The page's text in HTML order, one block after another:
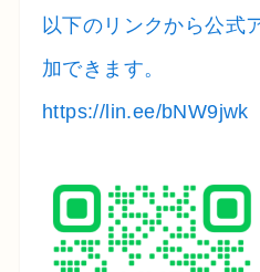
以下のリンクから公式
加できます。
https://lin.ee/bNW9jwk